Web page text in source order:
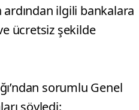
ilgili bankalara
ücretsiz şekilde
sorumlu Genel
söyledi: